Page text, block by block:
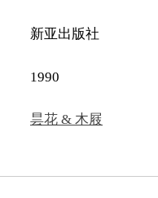
新亚出版社
1990
昙花 & 木屐